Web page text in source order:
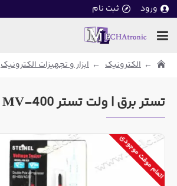
ورود ثبت نام
الکترونیک ابزار و تجهیزات الکترونیک
تستر برق | ولت تستر STEINEL MV-400
اتمام موقت موجودی